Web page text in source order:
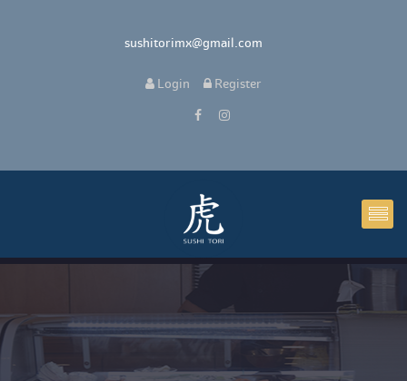
sushitorimx@gmail.com
Login Register